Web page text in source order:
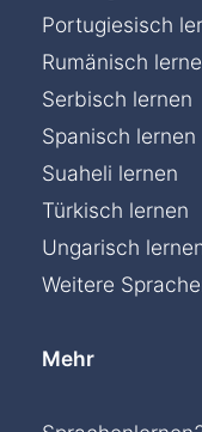
Portugiesisch
Rumänisch
Serbisch lernen
Spanisch lernen
Suaheli lernen
Türkisch lernen
Ungarisch
Weitere
Mehr